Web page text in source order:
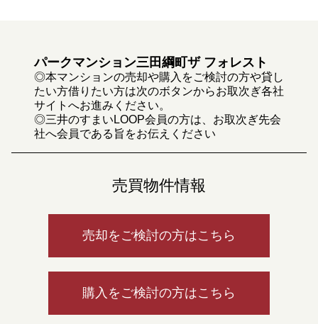
パークマンション三田綱町ザ フォレスト
◎本マンションの売却や購入をご検討の方や貸し
たい方借りたい方は次のボタンからお取次ぎ各社
サイトへお進みください。
◎三井のすまいLOOP会員の方は、お取次ぎ先会
社へ会員である旨をお伝えください
売買物件情報
売却をご検討の方はこちら
購入をご検討の方はこちら